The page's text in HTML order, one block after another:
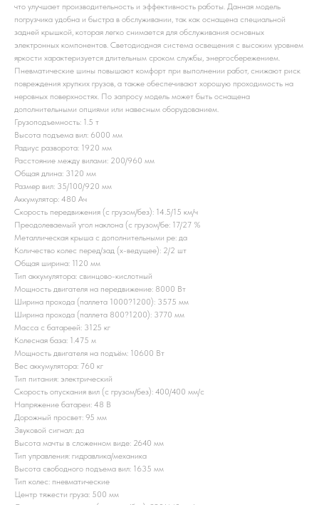
что улучшает производительность и эффективность работы. Данная модель
погрузчика удобна и быстра в обслуживании, так как оснащена специальной
задней крышкой, которая легко снимается для обслуживания основных
электронных компонентов. Светодиодная система освещения с высоким уровнем
яркости характеризуется длительным сроком службы, энергосбережением.
Пневматические шины повышают комфорт при выполнении работ, снижают риск
повреждения хрупких грузов, а также обеспечивают хорошую проходимость на
неровных поверхностях. По запросу модель может быть оснащена
дополнительными опциями или навесным оборудованием.
Грузоподъемность: 1.5 т
Высота подъема вил: 6000 мм
Радиус разворота: 1920 мм
Расстояние между вилами: 200/960 мм
Общая длина: 3120 мм
Размер вил: 35/100/920 мм
Аккумулятор: 480 Ач
Скорость передвижения (с грузом/без): 14.5/15 км/ч
Преодолеваемый угол наклона (с грузом/бе: 17/27 %
Металлическая крыша с дополнительными ре: да
Количество колес перед/зад (x-ведущее): 2/2 шт
Общая ширина: 1120 мм
Тип аккумулятора: свинцово-кислотный
Мощность двигателя на передвижение: 8000 Вт
Ширина прохода (паллета 1000?1200): 3575 мм
Ширина прохода (паллета 800?1200): 3770 мм
Масса с батареей: 3125 кг
Колесная база: 1.475 м
Мощность двигателя на подъём: 10600 Вт
Вес аккумулятора: 760 кг
Тип питания: электрический
Скорость опускания вил (с грузом/без): 400/400 мм/с
Напряжение батареи: 48 B
Дорожный просвет: 95 мм
Звуковой сигнал: да
Высота мачты в сложенном виде: 2640 мм
Тип управления: гидравлика/механика
Высота свободного подъема вил: 1635 мм
Тип колес: пневматические
Центр тяжести груза: 500 мм